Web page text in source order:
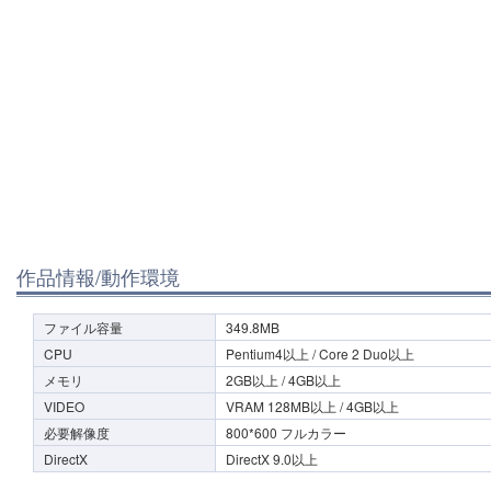
作品情報/動作環境
ファイル容量
349.8MB
CPU
Pentium4以上 / Core 2 Duo以上
メモリ
2GB以上 / 4GB以上
VIDEO
VRAM 128MB以上 / 4GB以上
必要解像度
800*600 フルカラー
DirectX
DirectX 9.0以上